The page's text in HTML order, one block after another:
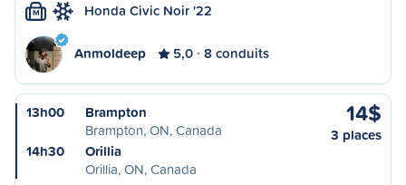
M Honda Civic Noir '22
Anmoldeep 5,0 8 conduits
13h00
Brampton
Brampton, ON, Canada
14h30
Orillia
Orillia, ON, Canada
14$
3 places